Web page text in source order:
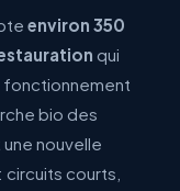
environ 350
qui
bio des
nouvelle
courts,